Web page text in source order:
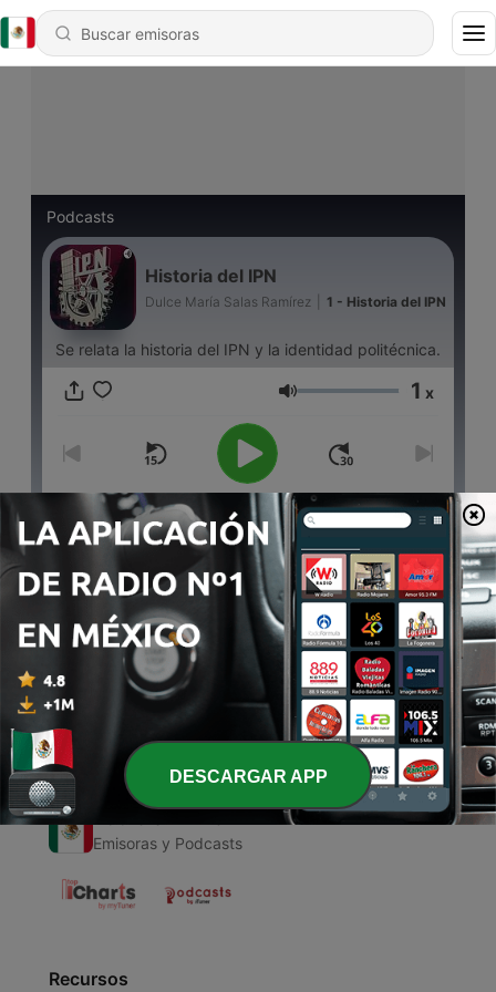
Podcasts
Historia del IPN
Dulce María Salas Ramírez 1 - Historia del IPN
Se relata la historia del IPN y la identidad politécnica.
Volumen 1 x
00:00
Episodios
1 Historia del IPN
17 jul. 2020
Emisoras y Podcasts
Recursos
DESCARGAR APP